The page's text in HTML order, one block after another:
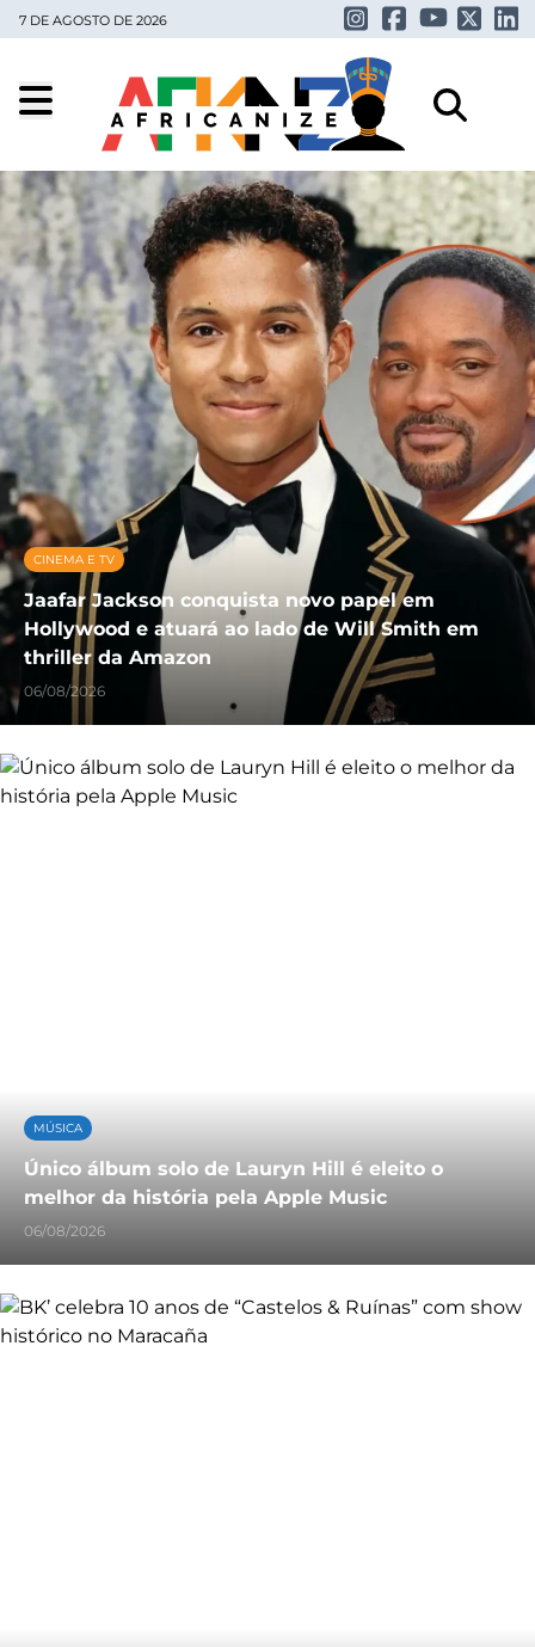
7 DE AGOSTO DE 2026
CINEMA E TV
Jaafar Jackson conquista novo papel em
Hollywood e atuará ao lado de Will Smith em
thriller da Amazon
06/08/2026
MÚSICA
Único álbum solo de Lauryn Hill é eleito o
melhor da história pela Apple Music
06/08/2026